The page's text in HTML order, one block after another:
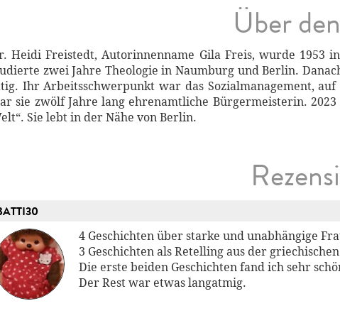
Über
Heidi Freistedt, Autorinnenname Gila Freis, wurde 1953
zwei Jahre Theologie in Naumburg und Berlin.
Ihr Arbeitsschwerpunkt war das Sozialmanagement,
sie zwölf Jahre lang ehrenamtliche Bürgermeisterin.
Sie lebt in der Nähe von Berlin.
4 Geschichten über starke und unabhängige
3 Geschichten als Retelling aus der
Die erste beiden Geschichten fand ich sehr
Der Rest war etwas langatmig.